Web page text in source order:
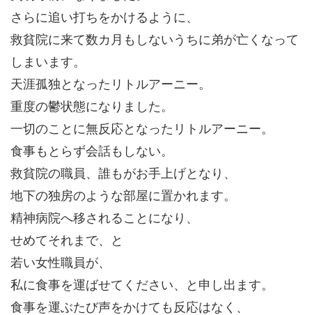
さらに追い打ちをかけるように、
救貧院に来て数カ月もしないうちに弟が亡くなって
しまいます。
天涯孤独となったリトルアーニー。
重度の鬱状態になりました。
一切のことに無反応となったリトルアーニー。
食事もとらず会話もしない。
救貧院の職員、誰もがお手上げとなり、
地下の独房のような部屋に置かれます。
精神病院へ移されることになり、
せめてそれまで、と
若い女性職員が、
私に食事を運ばせてください、と申し出ます。
食事を運ぶたび声をかけても反応はなく、